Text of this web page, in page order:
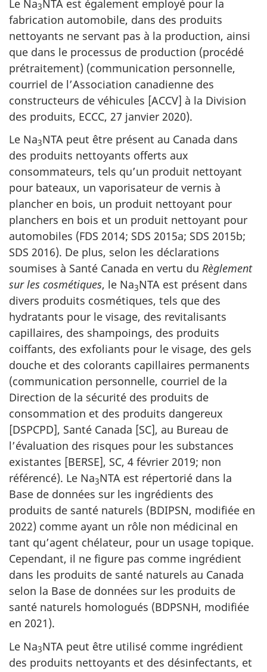
Le Na3 NTA est également employé pour la
fabrication automobile, dans des produits
nettoyants ne servant pas à la production, ainsi
que dans le processus de production (procédé
prétraitement) (communication personnelle,
courriel de l’Association canadienne des
constructeurs de véhicules [ACCV] à la Division
des produits, ECCC, 27 janvier 2020).
Le Na3NTA peut être présent au Canada dans
des produits nettoyants offerts aux
consommateurs, tels qu’un produit nettoyant
pour bateaux, un vaporisateur de vernis à
plancher en bois, un produit nettoyant pour
planchers en bois et un produit nettoyant pour
automobiles (FDS 2014; SDS 2015a; SDS 2015b;
SDS 2016). De plus, selon les déclarations
soumises à Santé Canada en vertu du Règlement
sur les cosmétiques, le Na3NTA est présent dans
divers produits cosmétiques, tels que des
hydratants pour le visage, des revitalisants
capillaires, des shampoings, des produits
coiffants, des exfoliants pour le visage, des gels
douche et des colorants capillaires permanents
(communication personnelle, courriel de la
Direction de la sécurité des produits de
consommation et des produits dangereux
[DSPCPD], Santé Canada [SC], au Bureau de
l’évaluation des risques pour les substances
existantes [BERSE], SC, 4 février 2019; non
référencé). Le Na3NTA est répertorié dans la
Base de données sur les ingrédients des
produits de santé naturels (BDIPSN, modifiée en
2022) comme ayant un rôle non médicinal en
tant qu’agent chélateur, pour un usage topique.
Cependant, il ne figure pas comme ingrédient
dans les produits de santé naturels au Canada
selon la Base de données sur les produits de
santé naturels homologués (BDPSNH, modifiée
en 2021).
Le Na3NTA peut être utilisé comme ingrédient
des produits nettoyants et des désinfectants, et